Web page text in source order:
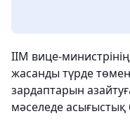
ІІМ вице-
жасанды түрде
зардаптарын
мәселеде